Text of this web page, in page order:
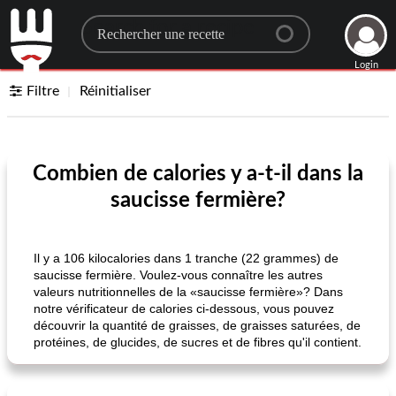
Search for a recipe
Login
Filtre Réinitialiser
Combien de calories y a-t-il dans la
saucisse fermière?
Il y a 106 kilocalories dans 1 tranche (22 grammes) de
saucisse fermière. Voulez-vous connaître les autres
valeurs nutritionnelles de la «saucisse fermière»? Dans
notre vérificateur de calories ci-dessous, vous pouvez
découvrir la quantité de graisses, de graisses saturées, de
protéines, de glucides, de sucres et de fibres qu'il contient.